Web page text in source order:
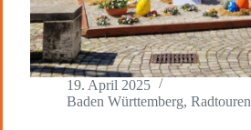
19. April 2025
Baden Württemberg, Radtouren